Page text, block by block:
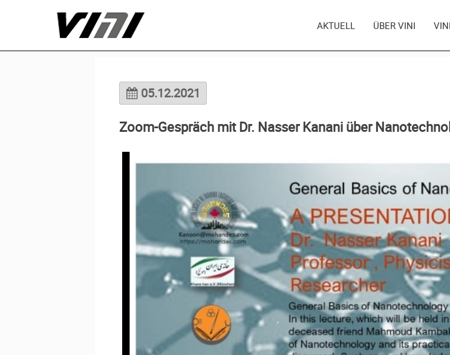
AKTUELL ÜBER VINI
05.12.2021
Zoom-Gespräch mit Dr. Nasser Kanani über